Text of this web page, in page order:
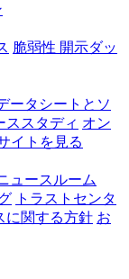
脆弱性 開示ダッ
ータシートとソ
ススタディ オン
イトを見る
ュースルーム
トラストセンタ
に関する方針 お